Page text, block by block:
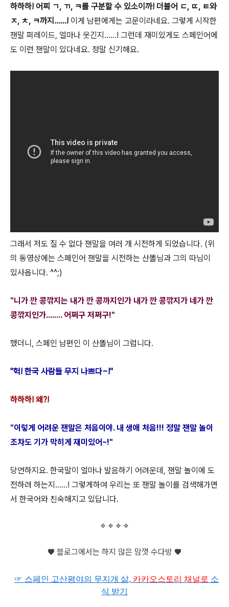
하하하! 어찌 ㄱ, ㄲ, ㅋ를 구분할 수 있소이까! 더불어 ㄷ, ㄸ, ㅌ와
ㅈ, ㅊ, ㅋ까지......! 이게 남편에게는 고문이라네요. 그렇게 시작한
잰말 퍼레이드, 얼마나 웃긴지......! 그런데 재미있게도 스페인어에
도 이런 잰말이 있다네요. 정말 신기해요.
그래서 저도 질 수 없다 잰말을 여러 개 시전하게 되었습니다. (위
의 동영상에는 스페인어 잰말을 시전하는 산똘님과 그의 따님이
있사옵니다. ^^;)
"니가 깐 콩깎지는 내가 깐 콩까지인가 내가 깐 콩깎지가 네가 깐
콩깎지인가........ 어쩌구 저쩌구!"
했더니, 스페인 남편인 이 산똘님이 그럽니다.
"헉! 한국 사람들 무지 나쁘다~!"
하하하! 왜?!
"이렇게 어려운 잰말은 처음이야. 내 생애 처음!!! 정말 잰말 놀이
조차도 기가 막히게 재미있어~!"
당연하지요. 한국말이 얼마나 발음하기 어려운데, 잰말 놀이에 도
전하려 하는지......! 그렇게하여 우리는 또 잰말 놀이를 검색해가면
서 한국어와 친숙해지고 있답니다.
♥ 블로그에서는 하지 않은 맘껏 수다방 ♥
☞ 스페인 고산평야의 무지개 삶, 카카오스토리 채널로 소
식 받기